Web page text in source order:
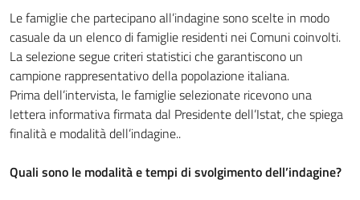
Le famiglie che partecipano all’indagine sono scelte in modo
casuale da un elenco di famiglie residenti nei Comuni coinvolti.
La selezione segue criteri statistici che garantiscono un
campione rappresentativo della popolazione italiana.
Prima dell’intervista, le famiglie selezionate ricevono una
lettera informativa firmata dal Presidente dell’Istat, che spiega
finalità e modalità dell’indagine..
Quali sono le modalità e tempi di svolgimento dell’indagine?